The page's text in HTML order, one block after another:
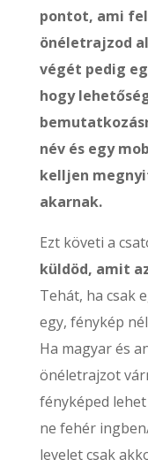
pontot, ami
önéletrajzod
végét pedig
hogy
név és egy
kelljen
akarnak.
Ezt követi a
küldöd, amit
Tehát, ha csak
egy, fénykép
Ha magyar és
önéletrajzot
fényképed
ne fehér
levelet csak